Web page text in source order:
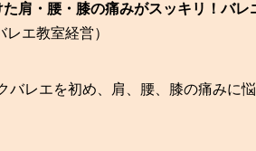
肩・腰・膝の痛みがスッキリ！バレ
レエ教室経営）
バレエを初め、肩、腰、膝の痛みに